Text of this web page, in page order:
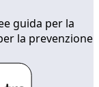
guida per la
la prevenzione